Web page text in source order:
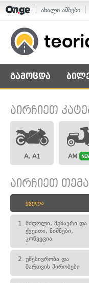
ახალი ამბები
გამოცდა
აირჩიეთ
A, A1 AM
აირჩიეთ
ყველა
1. მძღოლი, მგზავრი და
ქვეითი, ნიშნები,
კონვეცია
2. უწესივრობა და
მართვის პირობები